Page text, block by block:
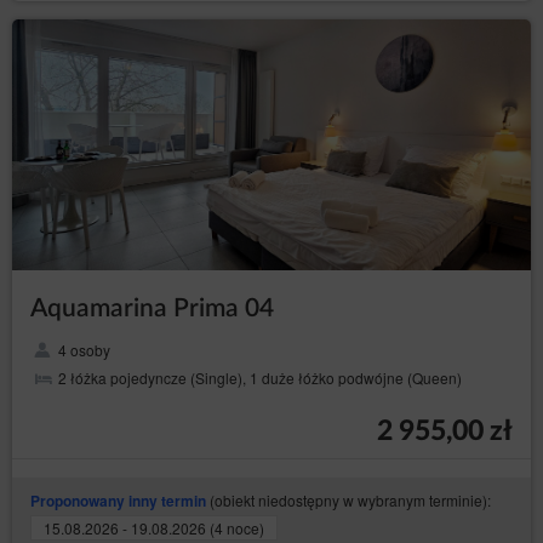
osobowych dokonane przed cofnięciem zgody
nadal pozostanie zgodne z prawem. Cofnięcie
zgody spowoduje zaprzestanie przetwarzania
przez Administratora danych osobowych w celu,
w którym zgoda ta została wyrażona.
Aby skorzystać z wyżej wymienionych praw, osoba,
której dane dotyczą, powinna skontaktować się,
wykorzystując podane dane kontaktowe, z
Administratorem danych i poinformować go, z którego
prawa i w jakim zakresie chce skorzystać.
Prezes Urzędu Ochrony Danych Osobowych
Osoba, której dane dotyczą, ma prawo wnieść skargę do
Ochrony Danych Osobowych z siedzibą w Warszawie, ul.
Stawki 2, z którym można kontaktować się w następujący
sposób:
listownie: ul. Stawki 2, 00-193 Warszawa;
infolinia: 606-950-0000.
Aquamarina Prima 04
4 osoby
2 łóżka pojedyncze (Single), 1 duże łóżko podwójne (Queen)
2 955,00 zł
Proponowany inny termin (obiekt niedostępny w wybranym terminie):
15.08.2026 - 19.08.2026 (4 noce)